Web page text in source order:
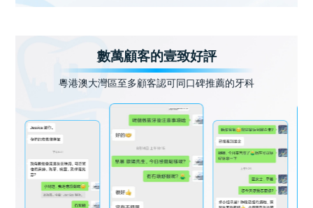
數萬顧客的壹致好評
粵港澳大灣區至多顧客認可同口碑推薦的牙科